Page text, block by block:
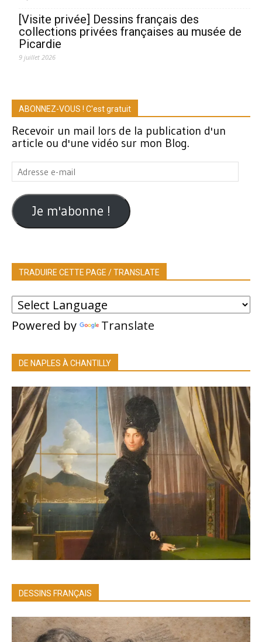
[Visite privée] Dessins français des
collections privées françaises au musée de
Picardie
9 juillet 2026
ABONNEZ-VOUS ! C'est gratuit
Recevoir un mail lors de la publication d'un
article ou d'une vidéo sur mon Blog.
Adresse
e-
mail
Je m'abonne !
TRADUIRE CETTE PAGE / TRANSLATE
Powered by Translate
DE NAPLES À CHANTILLY
DESSINS FRANÇAIS